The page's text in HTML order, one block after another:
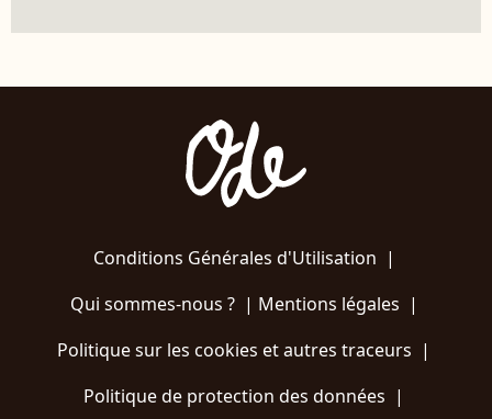
Conditions Générales d'Utilisation |
Qui sommes-nous ?| Mentions légales |
Politique sur les cookies et autres traceurs |
Politique de protection des données |